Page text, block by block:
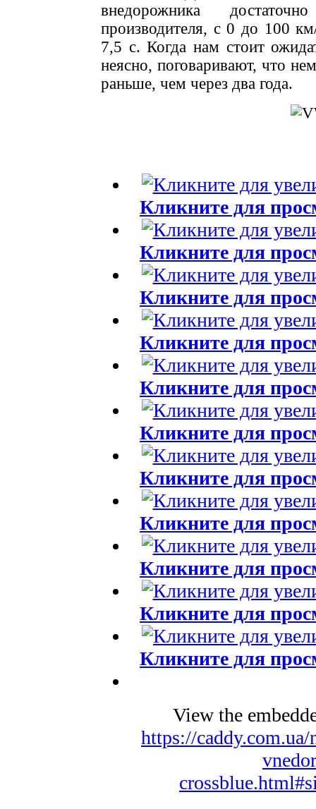
внедорожника
производителя, с 0 до 100
7,5 с. Когда нам стоит
неясно, поговаривают, что
раньше, чем через два года.
Кликните для
Кликните для
Кликните для
Кликните для
Кликните для
Кликните для
Кликните для
Кликните для
Кликните для
Кликните для
Кликните для
View the
https://